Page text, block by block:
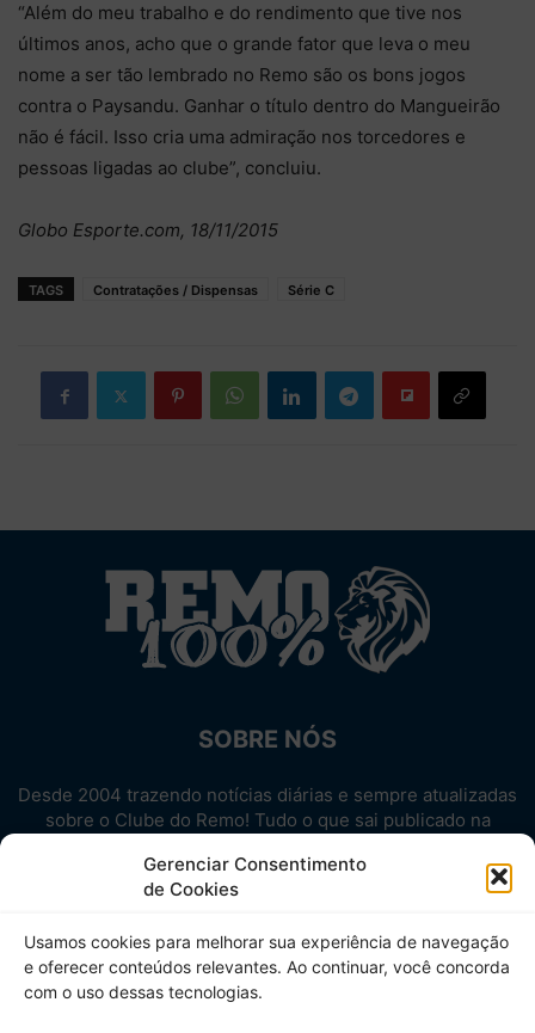
Gerenciar Consentimento
de Cookies
Usamos cookies para melhorar sua experiência de navegação
e oferecer conteúdos relevantes. Ao continuar, você concorda
com o uso dessas tecnologias.
“Além do meu trabalho e do rendimento que tive nos
últimos anos, acho que o grande fator que leva o meu
nome a ser tão lembrado no Remo são os bons jogos
contra o Paysandu. Ganhar o título dentro do Mangueirão
não é fácil. Isso cria uma admiração nos torcedores e
pessoas ligadas ao clube”, concluiu.
Globo Esporte.com, 18/11/2015
TAGS Contratações / Dispensas Série C
SOBRE NÓS
Desde 2004 trazendo notícias diárias e sempre atualizadas
sobre o Clube do Remo! Tudo o que sai publicado na
Aproveite! Site não-oficial.
SIGA-NOS